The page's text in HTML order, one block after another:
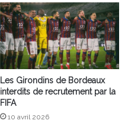
Les Girondins de Bordeaux
interdits de recrutement par la
FIFA
10 avril 2026